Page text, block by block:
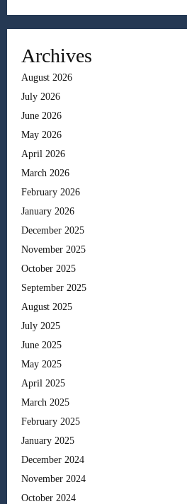
Archives
August 2026
July 2026
June 2026
May 2026
April 2026
March 2026
February 2026
January 2026
December 2025
November 2025
October 2025
September 2025
August 2025
July 2025
June 2025
May 2025
April 2025
March 2025
February 2025
January 2025
December 2024
November 2024
October 2024